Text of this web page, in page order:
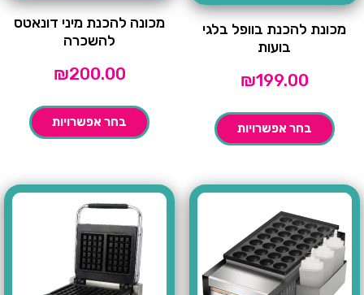
מכונת להכנת בוופל בלגי
בועות
₪199.00
בחר אפשרויות
מכונה להכנת מיני דונאטס
להשכרה
₪200.00
בחר אפשרויות